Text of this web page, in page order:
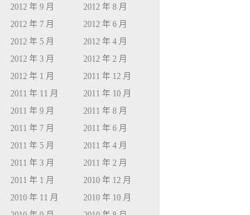
2012 年 9 月
2012 年 8 月
2012 年 7 月
2012 年 6 月
2012 年 5 月
2012 年 4 月
2012 年 3 月
2012 年 2 月
2012 年 1 月
2011 年 12 月
2011 年 11 月
2011 年 10 月
2011 年 9 月
2011 年 8 月
2011 年 7 月
2011 年 6 月
2011 年 5 月
2011 年 4 月
2011 年 3 月
2011 年 2 月
2011 年 1 月
2010 年 12 月
2010 年 11 月
2010 年 10 月